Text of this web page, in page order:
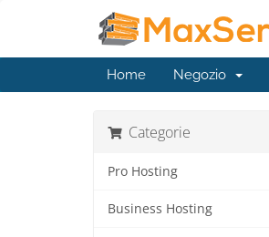
Home Negozio
Categorie
Pro Hosting
Business Hosting